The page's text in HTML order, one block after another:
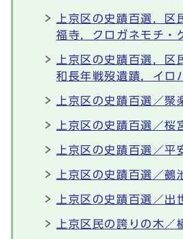
上京区の史蹟百選，区
福寺，クロガネモチ・
上京区の史蹟百選，区
和長年戦歿遺蹟，イロ
上京区の史蹟百選／聚
上京区の史蹟百選／桜
上京区の史蹟百選／平
上京区の史蹟百選／鵺
上京区の史蹟百選／出
上京区民の誇りの木／